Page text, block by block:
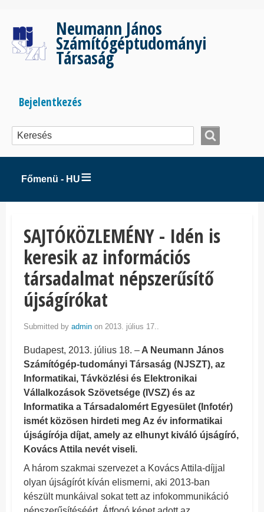
tartalomra
Neumann János
Számítógéptudományi
Társaság
Bejelentkezés
menüje
Bejelentkezés
Főmenü - HU
SAJTÓKÖZLEMÉNY - Idén is
keresik az információs
társadalmat népszerűsítő
újságírókat
Submitted by admin on 2013. július 17..
Budapest, 2013. július 18. – A Neumann János
Számítógép-tudományi Társaság (NJSZT), az
Informatikai, Távközlési és Elektronikai
Vállalkozások Szövetsége (IVSZ) és az
Informatika a Társadalomért Egyesület (Infotér)
ismét közösen hirdeti meg Az év informatikai
újságírója díjat, amely az elhunyt kiváló újságíró,
Kovács Attila nevét viseli.
A három szakmai szervezet a Kovács Attila-díjjal
olyan újságírót kíván elismerni, aki 2013-ban
készült munkáival sokat tett az infokommunikáció